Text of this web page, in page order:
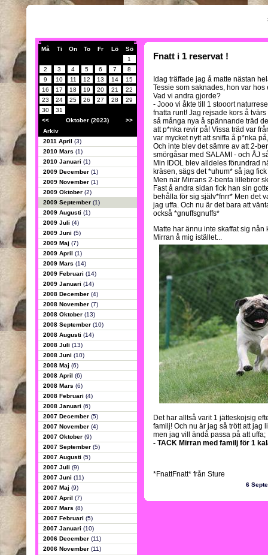
Må Ti On To Fr Lö
Sö
1
2
3 4 5 6 7
8
9
10 11 12 13 14
15
16
17 18 19 20 21
22
23
24 25 26 27 28
29
30
31
<<
Oktober (2023)
>>
Arkiv
2011 April (3)
2010 Mars (1)
2010 Januari (1)
2009 December (1)
2009 November (1)
2009 Oktober (2)
2009 September (1)
2009 Augusti (1)
2009 Juli (4)
2009 Juni (5)
2009 Maj (7)
2009 April (1)
2009 Mars (14)
2009 Februari (14)
2009 Januari (14)
2008 December (4)
2008 November (7)
2008 Oktober (13)
2008 September (10)
2008 Augusti (14)
2008 Juli (13)
2008 Juni (10)
2008 Maj (6)
2008 April (6)
2008 Mars (6)
2008 Februari (4)
2008 Januari (6)
2007 December (5)
2007 November (4)
2007 Oktober (9)
2007 September (5)
2007 Augusti (5)
2007 Juli (9)
2007 Juni (11)
2007 Maj (9)
2007 April (7)
2007 Mars (8)
2007 Februari (5)
2007 Januari (10)
2006 December (11)
2006 November (11)
Fnatt i 1 reservat !
Idag träffade jag å matte nästan
Tessie som saknades, hon var hos
Vad vi andra gjorde?
- Jooo vi åkte till 1 stooort
fnatta runt! Jag rejsade kors å
så många nya å spännande träd
att p*nka revir på! Vissa träd var
var mycket nytt att sniffa å p*nka
Och inte blev det sämre av att 2-
smörgåsar med SALAMI - och ÅJ
Min IDOL blev alldeles förundrad
kräsen, sägs det *uhum* så jag
Men när Mirrans 2-benta lillebror
Fast å andra sidan fick han sin
behålla för sig själv*fnrr* Men det
jag uffa. Och nu är det bara att
också *gnuffsgnuffs*
Matte har ännu inte skaffat sig
Mirran å mig istället...
Det har alltså varit 1 jätteskojsig
familj! Och nu är jag så trött att jag
men jag vill ändå passa på att uffa;
- TACK Mirran med familj för 1
*FnattFnatt* från Sture
6